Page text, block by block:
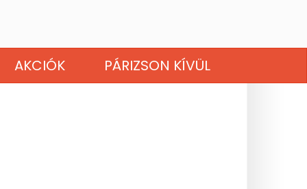
AKCIÓK PÁRIZSON KÍVÜL